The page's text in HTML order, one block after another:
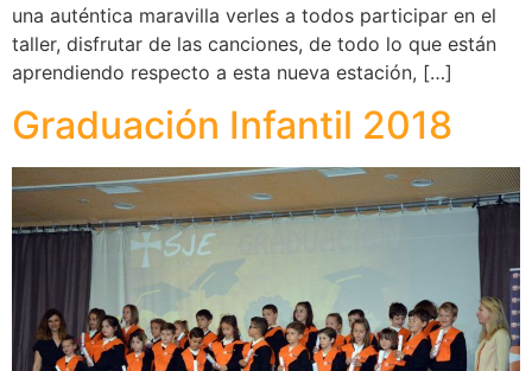
una auténtica maravilla verles a todos participar en el
taller, disfrutar de las canciones, de todo lo que están
aprendiendo respecto a esta nueva estación, […]
Graduación Infantil 2018